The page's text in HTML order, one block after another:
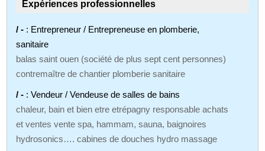
Expériences professionnelles
/ - : Entrepreneur / Entrepreneuse en plomberie,
sanitaire
balas saint ouen (société de plus sept cent personnes)
contremaître de chantier plomberie sanitaire
/ - : Vendeur / Vendeuse de salles de bains
chaleur, bain et bien etre etrépagny responsable achats
et ventes vente spa, hammam, sauna, baignoires
hydrosonics…. cabines de douches hydro massage